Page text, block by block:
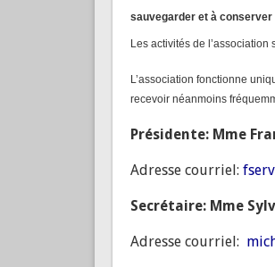
sauvegarder et à
Les activités de
L’association fonctionne
recevoir néanmoins
Présidente: Mme
Adresse courriel:
Secrétaire: Mme
Adresse courriel: